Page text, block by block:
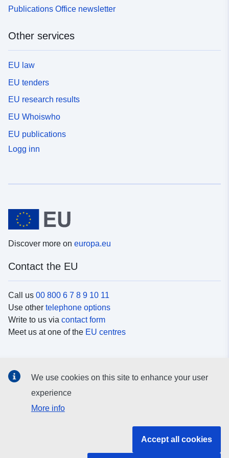
Publications Office newsletter
Other services
EU law
EU tenders
EU research results
EU Whoiswho
EU publications
Logg inn
Discover more on europa.eu
Contact the EU
Call us 00 800 6 7 8 9 10 11
Use other telephone options
Write to us via contact form
Meet us at one of the EU centres
Search for EUsocial media channels
We use cookies on this site to enhance your user
experience
More info
Accept all cookies